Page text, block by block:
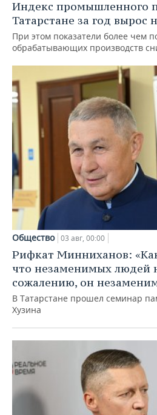
Индекс промышленного
Татарстане за год вырос
При этом показатели более чем
обрабатывающих производств
Общество 03 авг, 00:00
Рифкат Минниханов:
что незаменимых людей
сожалению, он
В Татарстане прошел семинар
Хузина